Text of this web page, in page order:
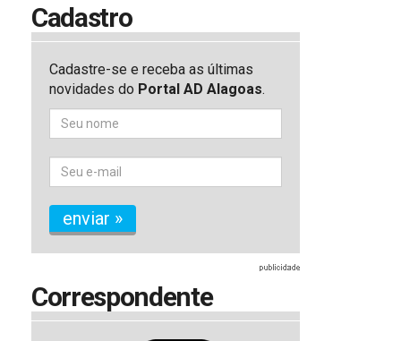
Cadastro
Cadastre-se e receba as últimas
novidades do Portal AD Alagoas.
enviar »
Correspondente